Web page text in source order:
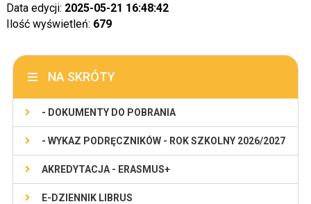
Data edycji: 2025-05-21 16:48:42
Ilość wyświetleń: 679
NA SKRÓTY
- DOKUMENTY DO POBRANIA
- WYKAZ PODRĘCZNIKÓW - ROK SZKOLNY 2026/2027
AKREDYTACJA - ERASMUS+
E-DZIENNIK LIBRUS